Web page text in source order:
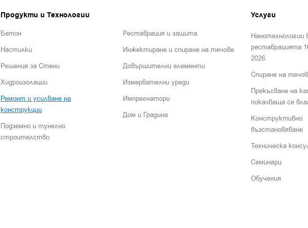
Продукти и Технологии
Бетон
Настилки
Решения за Стени
Хидроизолации
Ремонт и усилване на
конструкции
Подземно и тунелно
строителство
Реставрация и защита
Инжектиране и спиране на течове
Довършителни елементи
Измервателни уреди
Импрегнатори
Дом и Градина
Услуги
Нанотехнологии
реставрацията
2026
Спиране на
Прекъсване на
покачваща се
Конструктивно
възстановяване
Техническа
Семинари
Обучения